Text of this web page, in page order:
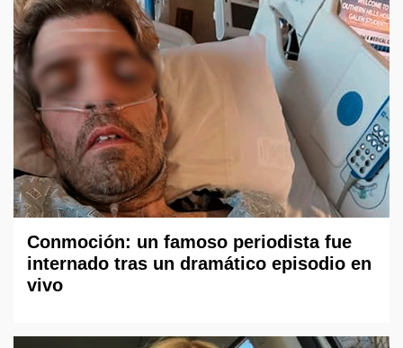
Conmoción: un famoso periodista fue
internado tras un dramático episodio en
vivo